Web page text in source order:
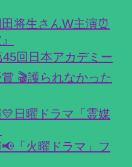
将生さんW主演⏰
回日本アカデミー
🎬護られなかった
日曜ドラマ「霊媒
「火曜ドラマ」フ